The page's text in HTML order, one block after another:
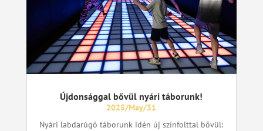
Újdonsággal bővül nyári táborunk!
2025/May/31
Nyári labdarúgó táborunk idén új színfolttal bővül: